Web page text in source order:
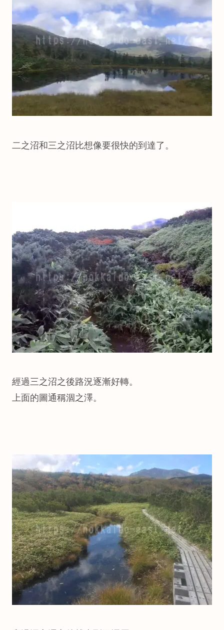
二之沼和三之沼比想像要很快的到達了。
經過三之沼之後路況逐漸好轉。
上面的圖通稱涸之澤。